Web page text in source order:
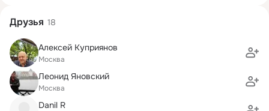
Друзья 18
Алексей Куприянов
Москва
Леонид Яновский
Москва
Danil R